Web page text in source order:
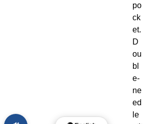
po
ck
et.
D
ou
bl
e-
ne
ed
le